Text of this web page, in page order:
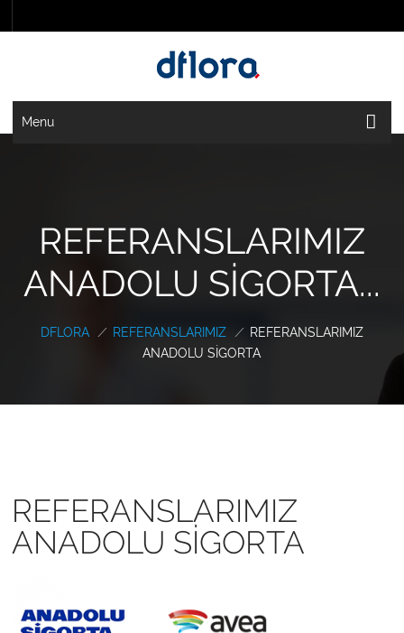
Menu
REFERANSLARIMIZ
ANADOLU SIGORTA...
DFLORA / REFERANSLARIMIZ /
REFERANSLARIMIZ
ANADOLU SIGORTA
REFERANSLARIMIZ
ANADOLU SIGORTA